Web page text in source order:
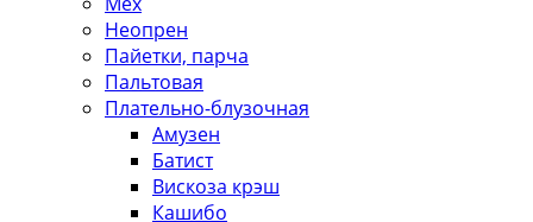
Неопрен
Пайетки, парча
Пальтовая
Плательно-блузочная
Амузен
Батист
Вискоза крэш
Кашибо